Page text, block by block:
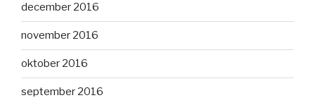
december 2016
november 2016
oktober 2016
september 2016